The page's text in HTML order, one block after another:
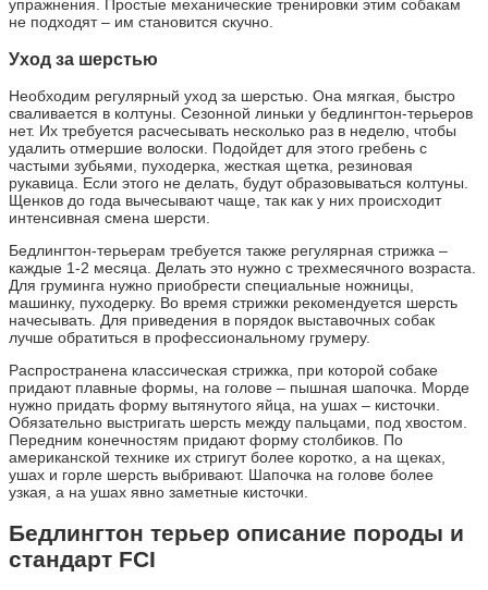
упражнения. Простые механические тренировки этим собакам
не подходят – им становится скучно.
Уход за шерстью
Необходим регулярный уход за шерстью. Она мягкая, быстро
сваливается в колтуны. Сезонной линьки у бедлингтон-терьеров
нет. Их требуется расчесывать несколько раз в неделю, чтобы
удалить отмершие волоски. Подойдет для этого гребень с
частыми зубьями, пуходерка, жесткая щетка, резиновая
рукавица. Если этого не делать, будут образовываться колтуны.
Щенков до года вычесывают чаще, так как у них происходит
интенсивная смена шерсти.
Бедлингтон-терьерам требуется также регулярная стрижка –
каждые 1-2 месяца. Делать это нужно с трехмесячного возраста.
Для груминга нужно приобрести специальные ножницы,
машинку, пуходерку. Во время стрижки рекомендуется шерсть
начесывать. Для приведения в порядок выставочных собак
лучше обратиться в профессиональному грумеру.
Распространена классическая стрижка, при которой собаке
придают плавные формы, на голове – пышная шапочка. Морде
нужно придать форму вытянутого яйца, на ушах – кисточки.
Обязательно выстригать шерсть между пальцами, под хвостом.
Передним конечностям придают форму столбиков. По
американской технике их стригут более коротко, а на щеках,
ушах и горле шерсть выбривают. Шапочка на голове более
узкая, а на ушах явно заметные кисточки.
Бедлингтон терьер описание породы и
стандарт FCI